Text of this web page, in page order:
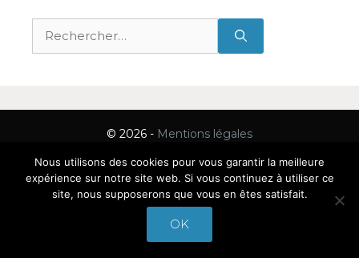
Rechercher :
© 2026 - Mentions légales
Nous utilisons des cookies pour vous garantir la meilleure
expérience sur notre site web. Si vous continuez à utiliser ce
site, nous supposerons que vous en êtes satisfait.
OK